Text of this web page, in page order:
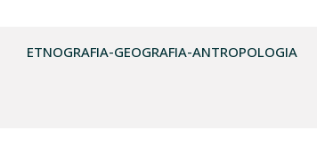
ETNOGRAFIA-GEOGRAFIA-ANTROPOLOGIA